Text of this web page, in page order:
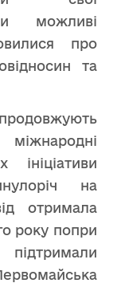
можливі
про
та
на
отримала
року попри